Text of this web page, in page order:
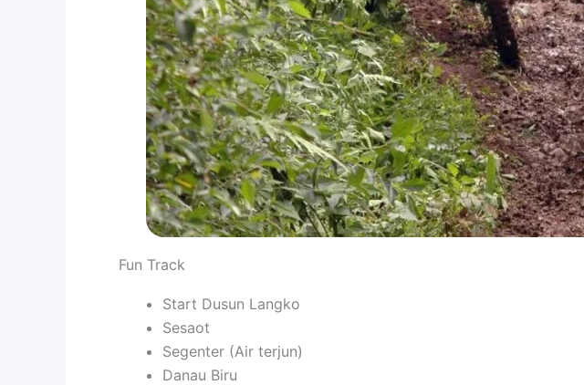
Fun Track
Start Dusun Langko
Sesaot
Segenter (Air terjun)
Danau Biru